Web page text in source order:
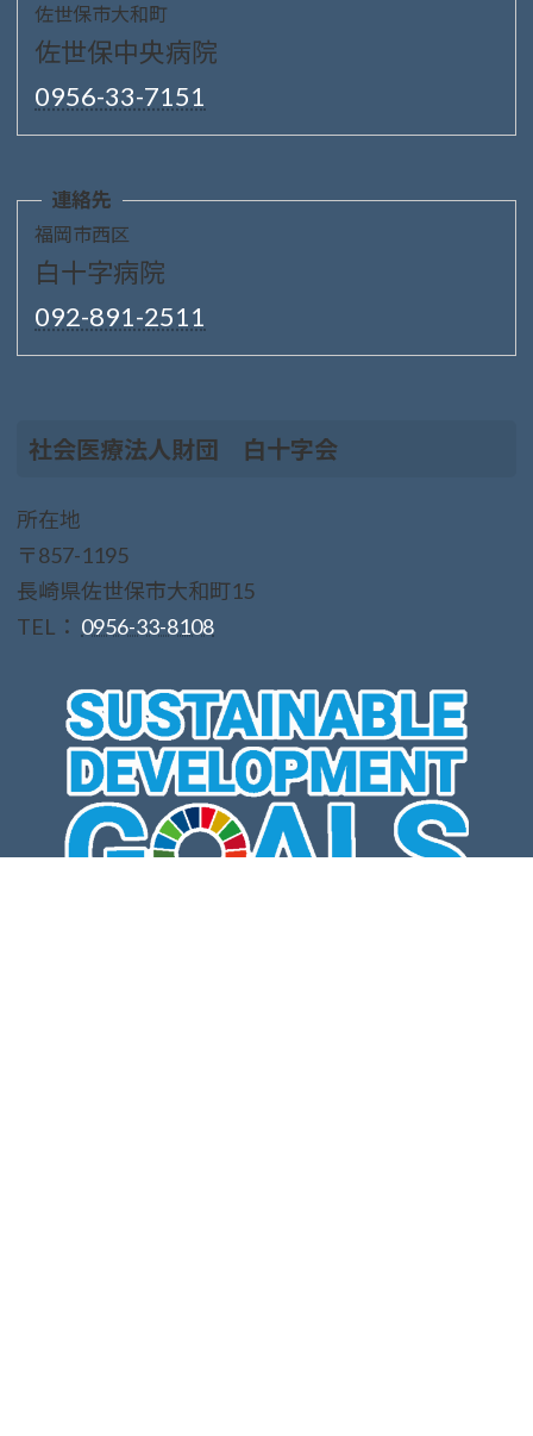
佐世保市大和町
佐世保中央病院
0956-33-7151
連絡先
福岡市西区
白十字病院
092-891-2511
社会医療法人財団 白十字会
所在地
〒857-1195
長崎県佐世保市大和町15
TEL： 0956-33-8108